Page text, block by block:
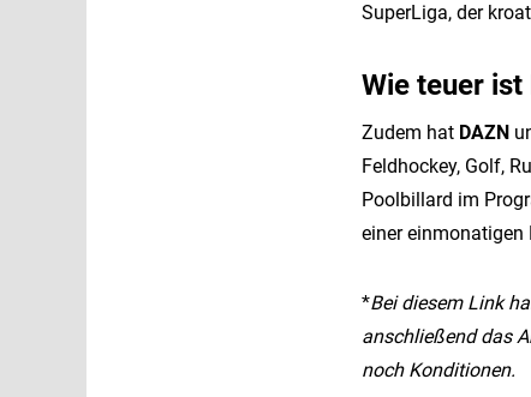
SuperLiga, der
Wie teuer ist
Zudem hat DAZN
Feldhockey, Golf,
Poolbillard im
einer
*Bei diesem Link
anschließend das
noch Konditionen.